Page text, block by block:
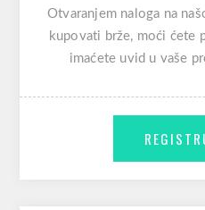
Otvaranjem naloga na
kupovati brže, moći ćete
imaćete uvid u vaše